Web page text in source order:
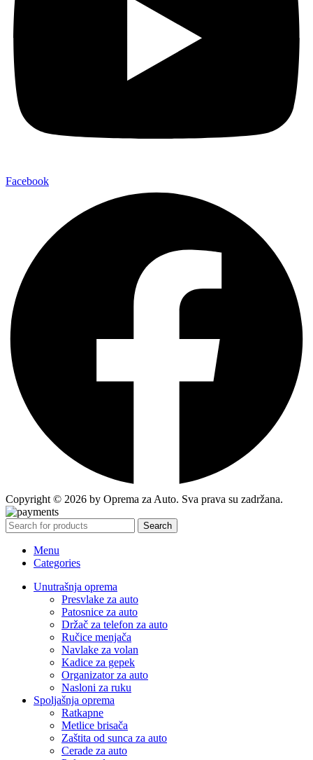
Facebook
Copyright © 2026 by Oprema za Auto. Sva prava su zadržana.
Search
Menu
Categories
Unutrašnja oprema
Presvlake za auto
Patosnice za auto
Držač za telefon za auto
Ručice menjača
Navlake za volan
Kadice za gepek
Organizator za auto
Nasloni za ruku
Spoljašnja oprema
Ratkapne
Metlice brisača
Zaštita od sunca za auto
Cerade za auto